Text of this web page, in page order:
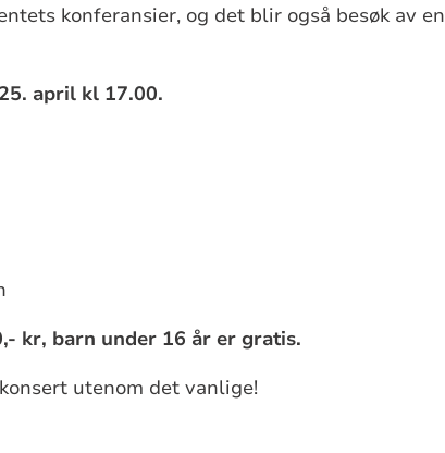
konferansier, og det blir også besøk av en
april kl 17.00.
kr, barn under 16 år er gratis.
utenom det vanlige!